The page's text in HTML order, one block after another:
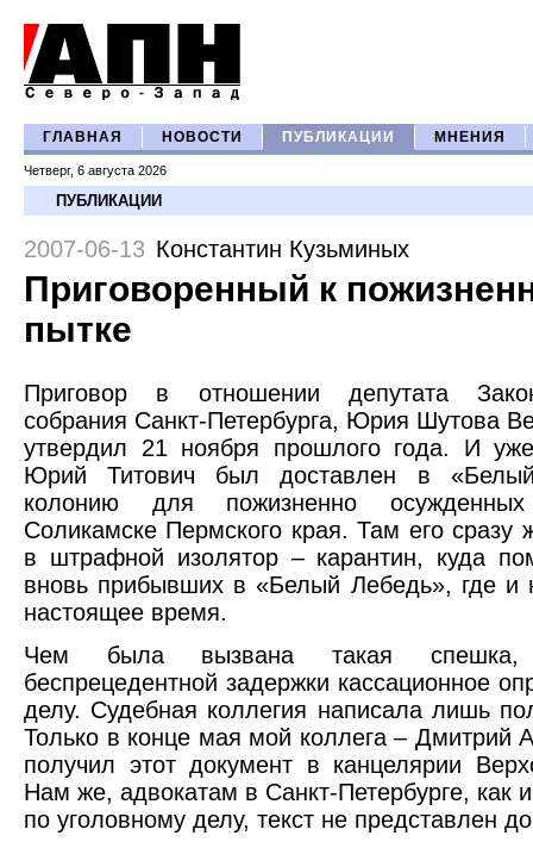
ГЛАВНАЯ НОВОСТИ ПУБЛИКАЦИИ МНЕНИЯ
Четверг, 6 августа 2026
ПУБЛИКАЦИИ
2007-06-13 Константин Кузьминых
Приговоренный к
пытке
Приговор в отношении депутата
собрания Санкт-Петербурга, Юрия Шутова
утвердил 21 ноября прошлого года. И
Юрий Титович был доставлен в
колонию для пожизненно
Соликамске Пермского края. Там его сразу
в штрафной изолятор – карантин, куда
вновь прибывших в «Белый Лебедь», где и
настоящее время.
Чем была вызвана такая
беспрецедентной задержки кассационное
делу. Судебная коллегия написала лишь
Только в конце мая мой коллега – Дмитрий
получил этот документ в канцелярии
Нам же, адвокатам в Санкт-Петербурге, как
по уголовному делу, текст не представлен